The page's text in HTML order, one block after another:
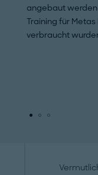
angebaut werden
Training für
verbraucht